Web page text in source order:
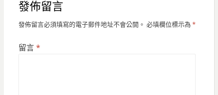
發佈留言
發佈留言必須填寫的電子郵件地址不會公開。 必填欄位標示為 *
留言*